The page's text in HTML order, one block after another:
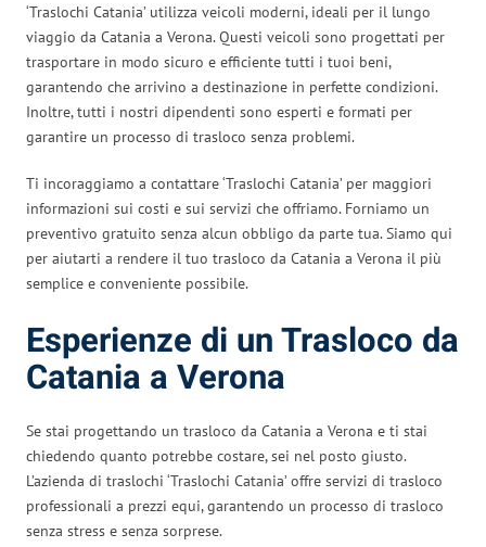
‘Traslochi Catania’ utilizza veicoli moderni, ideali per il lungo
viaggio da Catania a Verona. Questi veicoli sono progettati per
trasportare in modo sicuro e efficiente tutti i tuoi beni,
garantendo che arrivino a destinazione in perfette condizioni.
Inoltre, tutti i nostri dipendenti sono esperti e formati per
garantire un processo di trasloco senza problemi.
Ti incoraggiamo a contattare ‘Traslochi Catania’ per maggiori
informazioni sui costi e sui servizi che offriamo. Forniamo un
preventivo gratuito senza alcun obbligo da parte tua. Siamo qui
per aiutarti a rendere il tuo trasloco da Catania a Verona il più
semplice e conveniente possibile.
Esperienze di un Trasloco da
Catania a Verona
Se stai progettando un trasloco da Catania a Verona e ti stai
chiedendo quanto potrebbe costare, sei nel posto giusto.
L’azienda di traslochi ‘Traslochi Catania’ offre servizi di trasloco
professionali a prezzi equi, garantendo un processo di trasloco
senza stress e senza sorprese.